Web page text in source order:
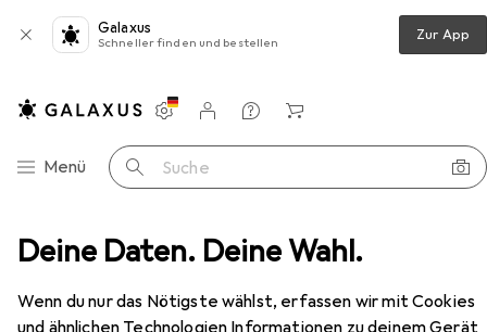
Deine Daten. Deine Wahl.
Wenn du nur das Nötigste wählst, erfassen wir mit Cookies
und ähnlichen Technologien Informationen zu deinem Gerät
Galaxus
Schneller finden und bestellen Zur App
Navigation nach Kategorien
Menü Suche
Einstellungen
Kundenkonto
Vergleichslisten
Merklisten
Warenkorb
Snapstyle Feinschlingen Velour Teppich Strong
EUR
59,90
Snapstyle Feinschlingen Velour